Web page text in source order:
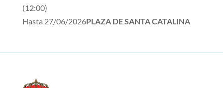
(12:00)
Hasta 27/06/2026PLAZA DE SANTA CATALINA